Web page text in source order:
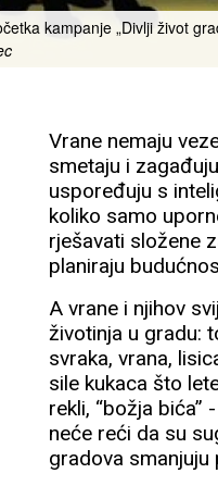
kampanje „Divlji život
Vrane nemaju
smetaju i
uspoređuju s
koliko samo
rješavati složene
planiraju
A vrane i njihov
životinja u gradu:
svraka, vrana,
sile kukaca što
rekli, “božja
neće reći da su
gradova